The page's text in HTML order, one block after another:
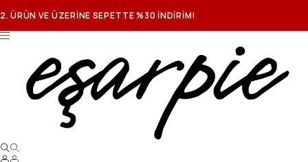
2. ÜRÜN VE ÜZERİNE SEPETTE %30 İNDİRİM!